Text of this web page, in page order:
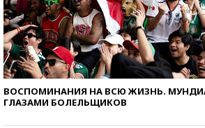
ВОСПОМИНАНИЯ НА ВСЮ ЖИЗНЬ.
ГЛАЗАМИ БОЛЕЛЬЩИКОВ